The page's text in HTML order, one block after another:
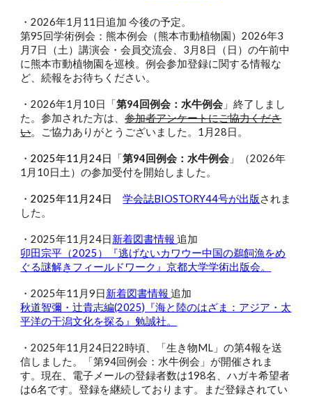
・2026年1 月 11 日追加 今後の予定。
第95回学術例会：熊本例会（熊本市動植物園）2026年3
月7日（土 ）講演会・会員交流会、 3月8日（日）の午前中
に熊本市動植物園を巡検。例会参加登録に関する情報な
ど、続報をお待ちください。
・2026年1月10日 「第94回例会：水牛例会 」終了しまし
た。参加された方は、参加者アンケートにご協力くださ
い。ご協力ありがとうございました。1月28日。
・2025年11月24日 「第94回例会：水牛例会 」（2026年
1 月 10日土）の参加受付を開始しました。
・2025年11 月24日学会誌BIOSTORY44号が出版されま
した 。
・2025年11月24日新着図書情報追加
卯田宗平（2025）『逃げないカワウー中国の鵜飼漁をめ
ぐる謎解きフィールドワーク』京都大学学術出版会。
・2025年11月9日新着図書情報追加
秋道智彌・辻貴志編(2025)『海と陸のはざま：アジア・太
平洋の干潟文化を探る』勉誠社。
・2025年11月24日22時頃、「生き物ML」の第4報を送
信しました。「第94回例会：水牛例会」が開催されま
す。現在、電子メールの登録者数は198名、ハガキ希望者
は6名です。登録を継続しております。まだ登録されてい